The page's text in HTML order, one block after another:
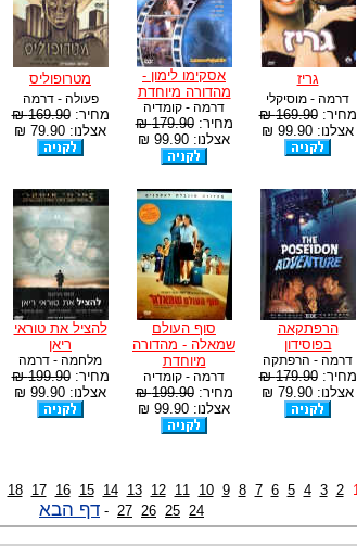
גריז
דרמה - מוסיקלי
מחיר:169.90 ₪
אצלנו: 99.90 ₪
אסקימו לימון -
מהדורה מיוחדת
דרמה - קומדיה
מחיר:179.90 ₪
אצלנו: 99.90 ₪
מטרופוליס
פעולה - דרמה
מחיר:169.90 ₪
אצלנו: 79.90 ₪
הרפתקאה
בפוסידון
דרמה - הרפתקה
מחיר:179.90 ₪
אצלנו: 79.90 ₪
סוף העולם
שמאלה - מהדורה
מיוחדת
דרמה - קומדיה
מחיר:199.90 ₪
אצלנו: 99.90 ₪
להציל את טוראי
ריאן
מלחמה - דרמה
מחיר:199.90 ₪
אצלנו: 99.90 ₪
2
3
4
5
6
7
8
9
10
11
12
13
14
15
16
17
18
24
25
26
27
- דף הבא